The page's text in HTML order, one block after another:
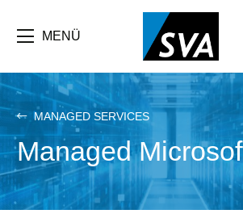
Inhalt
MENÜ
MANAGED SERVICES
Managed